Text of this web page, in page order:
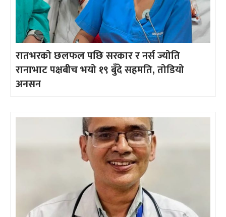
रातभरको छलफल पछि सरकार र नर्स ज्योति
रानाभाट पक्षबीच भयो १९ बुँदे सहमति, तोडियो
अनसन